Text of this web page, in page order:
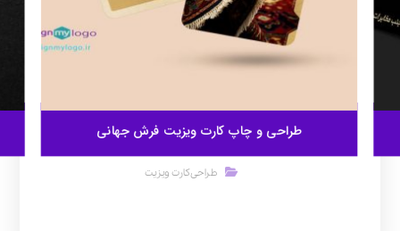
طراحی و چاپ کارت ویزیت فرش جهانی
طراحی کارت ویزیت